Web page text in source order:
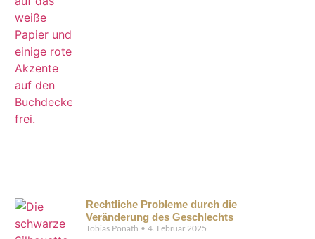
Rechtliche Probleme durch die
Veränderung des Geschlechts
Tobias Ponath 4. Februar 2025